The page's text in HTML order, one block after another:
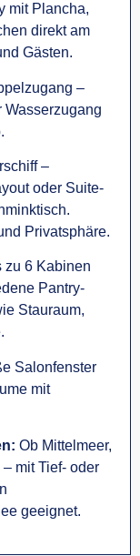
mit Plancha,
direkt am
Gästen.
–
Wasserzugang
–
oder Suite-
Privatsphäre.
zu 6 Kabinen
Pantry-
Stauraum,
Salonfenster
mit
Ob Mittelmeer,
mit Tief- oder
geeignet.